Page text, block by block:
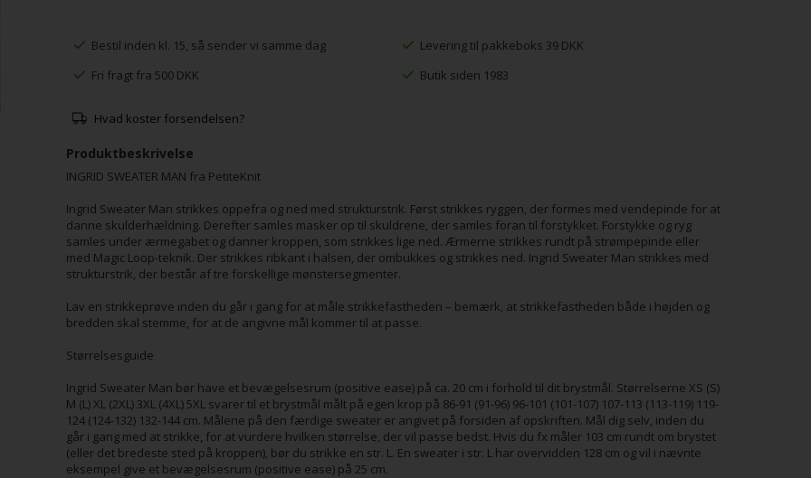
Bestil inden kl. 15, så sender vi samme dag
Levering til pakkeboks 39 DKK
Fri fragt fra 500 DKK
Butik siden 1983
Hvad koster forsendelsen?
Produktbeskrivelse
INGRID SWEATER MAN fra PetiteKnit
Ingrid Sweater Man strikkes oppefra og ned med strukturstrik. Først strikkes ryggen, der formes med vendepinde for at
danne skulderhældning. Derefter samles masker op til skuldrene, der samles foran til forstykket. Forstykke og ryg
samles under ærmegabet og danner kroppen, som strikkes lige ned. Ærmerne strikkes rundt på strømpepinde eller
med Magic Loop-teknik. Der strikkes ribkant i halsen, der ombukkes og strikkes ned. Ingrid Sweater Man strikkes med
strukturstrik, der består af tre forskellige mønstersegmenter.
Lav en strikkeprøve inden du går i gang for at måle strikkefastheden – bemærk, at strikkefastheden både i højden og
bredden skal stemme, for at de angivne mål kommer til at passe.
Størrelsesguide
Ingrid Sweater Man bør have et bevægelsesrum (positive ease) på ca. 20 cm i forhold til dit brystmål. Størrelserne XS (S)
M (L) XL (2XL) 3XL (4XL) 5XL svarer til et brystmål målt på egen krop på 86-91 (91-96) 96-101 (101-107) 107-113 (113-119) 119-
124 (124-132) 132-144 cm. Målene på den færdige sweater er angivet på forsiden af opskriften. Mål dig selv, inden du
går i gang med at strikke, for at vurdere hvilken størrelse, der vil passe bedst. Hvis du fx måler 103 cm rundt om brystet
(eller det bredeste sted på kroppen), bør du strikke en str. L. En sweater i str. L har overvidden 128 cm og vil i nævnte
eksempel give et bevægelsesrum (positive ease) på 25 cm.